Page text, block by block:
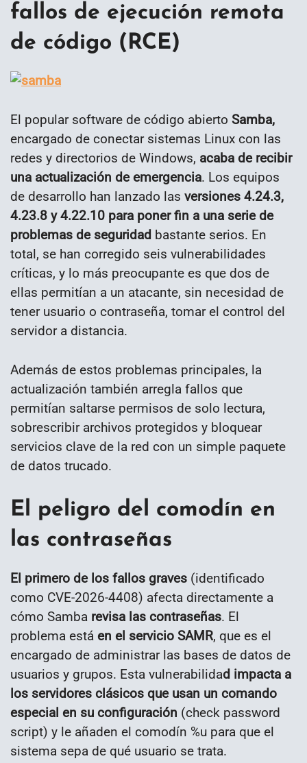
fallos de ejecución remota
de código (RCE)
El popular software de código abierto Samba,
encargado de conectar sistemas Linux con las
redes y directorios de Windows, acaba de recibir
una actualización de emergencia. Los equipos
de desarrollo han lanzado las versiones 4.24.3,
4.23.8 y 4.22.10 para poner fin a una serie de
problemas de seguridad bastante serios. En
total, se han corregido seis vulnerabilidades
críticas, y lo más preocupante es que dos de
ellas permitían a un atacante, sin necesidad de
tener usuario o contraseña, tomar el control del
servidor a distancia.
Además de estos problemas principales, la
actualización también arregla fallos que
permitían saltarse permisos de solo lectura,
sobrescribir archivos protegidos y bloquear
servicios clave de la red con un simple paquete
de datos trucado.
El peligro del comodín en
las contraseñas
El primero de los fallos graves (identificado
como CVE-2026-4408) afecta directamente a
cómo Samba revisa las contraseñas. El
problema está en el servicio SAMR, que es el
encargado de administrar las bases de datos de
usuarios y grupos. Esta vulnerabilidad impacta a
los servidores clásicos que usan un comando
especial en su configuración (check password
script) y le añaden el comodín %u para que el
sistema sepa de qué usuario se trata.